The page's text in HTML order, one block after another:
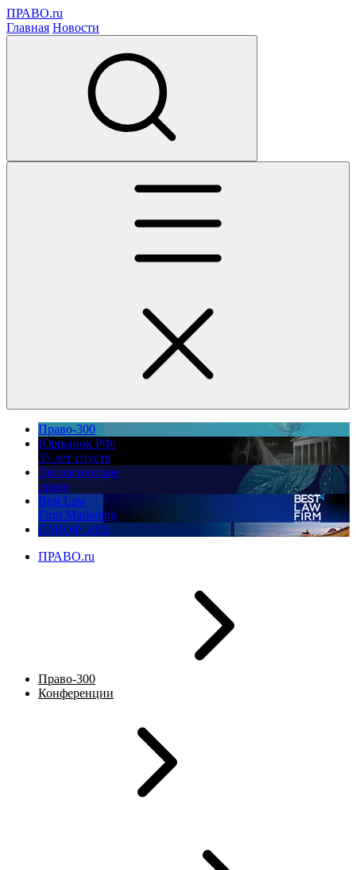
ПРАВО.ru
Главная Новости
Право-300
Юррынок РФ:
35 лет спустя
Экологическое
право
Best Law
Firm Marketing
ПМЮФ 2026
ПРАВО.ru
Право-300
Конференции